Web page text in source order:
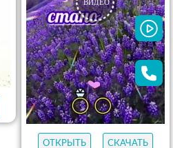
ОТКРЫТЬ СКАЧАТЬ